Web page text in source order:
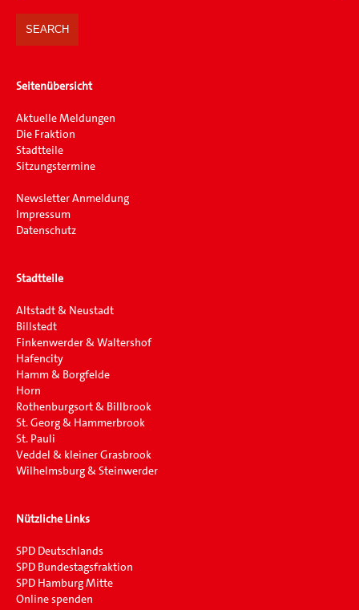
Seitenübersicht
Aktuelle Meldungen
Die Fraktion
Stadtteile
Sitzungstermine
Newsletter Anmeldung
Impressum
Datenschutz
Stadtteile
Altstadt & Neustadt
Billstedt
Finkenwerder & Waltershof
Hafencity
Hamm & Borgfelde
Horn
Rothenburgsort & Billbrook
St. Georg & Hammerbrook
St. Pauli
Veddel & kleiner Grasbrook
Wilhelmsburg & Steinwerder
Nützliche Links
SPD Deutschlands
SPD Bundestagsfraktion
SPD Hamburg Mitte
Online spenden